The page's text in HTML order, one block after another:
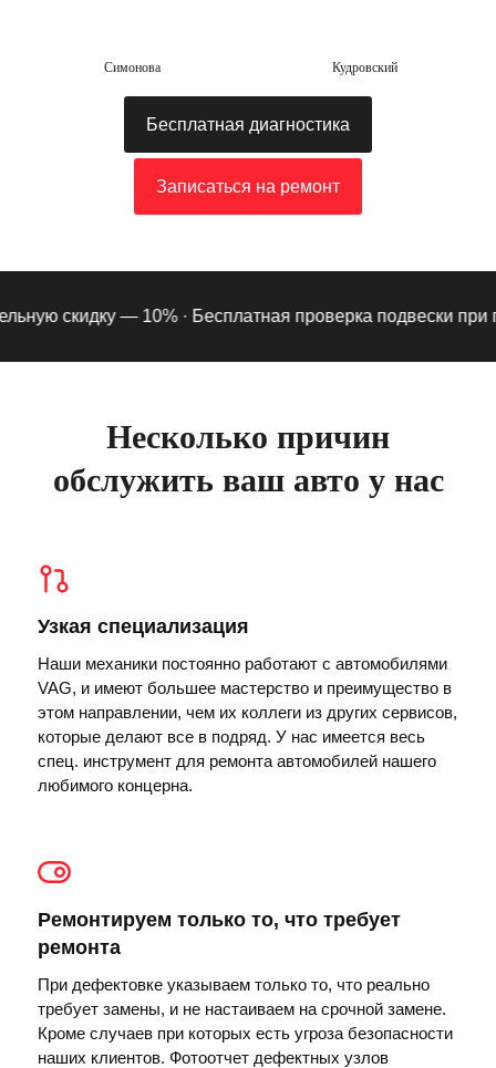
Симонова Кудровский
Бесплатная диагностика
Записаться на ремонт
скидку — 10% ·Бесплатная проверка подвески при
Несколько причин
обслужить ваш авто у нас
Узкая специализация
Наши механики постоянно работают с автомобилями
VAG, и имеют большее мастерство и преимущество в
этом направлении, чем их коллеги из других сервисов,
которые делают все в подряд. У нас имеется весь
спец. инструмент для ремонта автомобилей нашего
любимого концерна.
Ремонтируем только то, что требует
ремонта
При дефектовке указываем только то, что реально
требует замены, и не настаиваем на срочной замене.
Кроме случаев при которых есть угроза безопасности
наших клиентов. Фотоотчет дефектных узлов